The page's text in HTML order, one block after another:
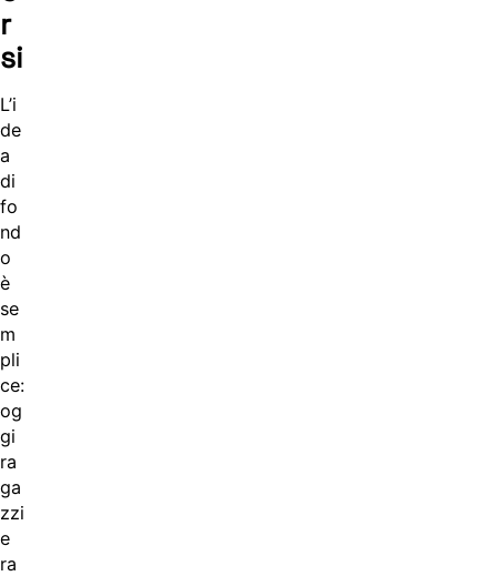
r
si
L’i
de
a
di
fo
nd
o
è
se
m
pli
ce:
og
gi
ra
ga
zzi
e
ra